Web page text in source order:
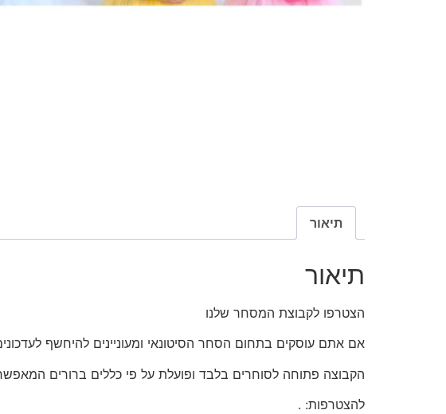
תיאור
תיאור
הצטרפו לקבוצת המסחר שלנו
אם אתם עוסקים בתחום הסחר הסיטונאי ומעוניינים להיחשף
הקבוצה פתוחה לסוחרים בלבד ופועלת על פי כללים ברורים
להצטרפות: .